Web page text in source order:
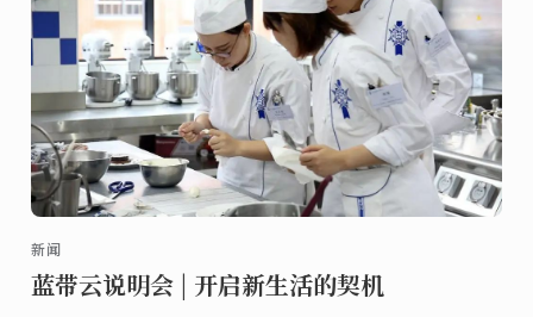
新闻
蓝带云说明会 | 开启新生活的契机